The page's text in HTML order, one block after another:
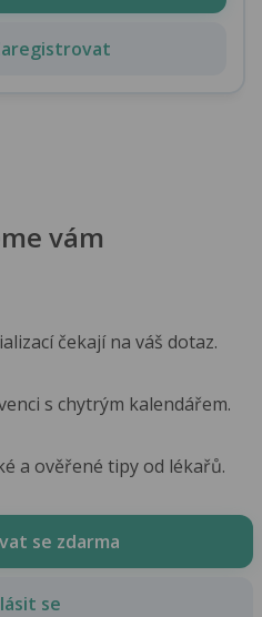
vám
čekají na váš dotaz.
s chytrým kalendářem.
a ověřené tipy od lékařů.
se zdarma
se